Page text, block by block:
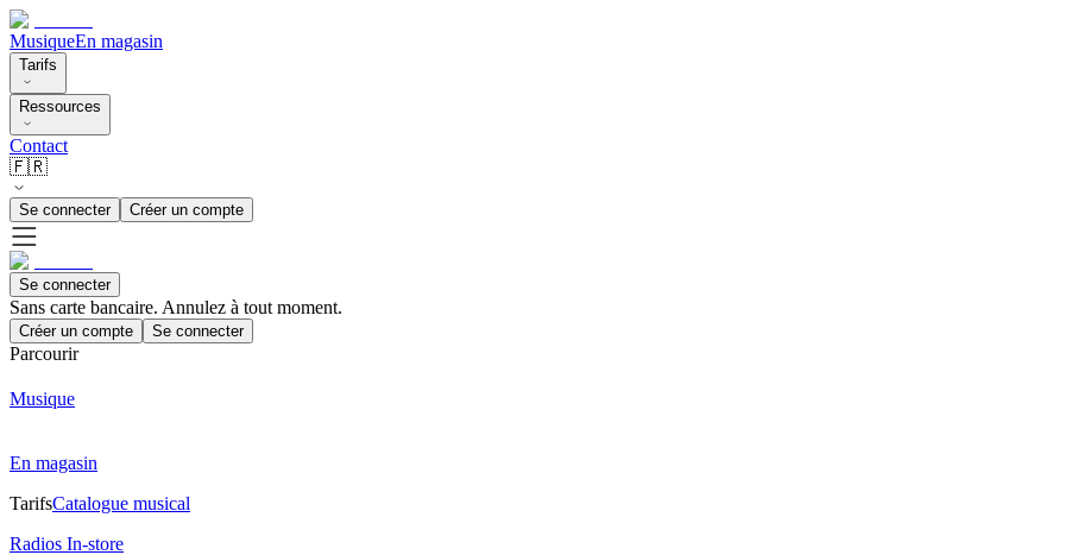
MusiqueEn magasin
Tarifs
Ressources
Contact
🇫🇷
Se connecter Créer un compte
Se connecter
Sans carte bancaire. Annulez à tout moment.
Créer un compte Se connecter
Parcourir
Musique
En magasin
TarifsCatalogue musical
Radios In-store